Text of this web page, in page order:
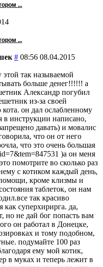
...
...
# 08:56 08.04.2015
так называемой
больше денег!!!!!! а
Александр погубил
из-за своей
он дал ослабленному
в инструкции написано,
давать) и мовалис
что он от него
что это очень большая
)а он меня
помотрите во сколько раз
с котиком каждый день,
кроме клизмы и
таблеток, он нам
так красиво
как суперхирирга. да,
но не дай бог попасть вам
он работал в Донецке,
и тому подобном,
подумайте 100 раз
ему мой котик,
в муках и теперь лежит в